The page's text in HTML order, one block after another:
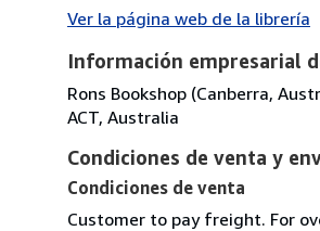
Ver la página web de la librería
Información empresarial
Rons Bookshop (Canberra,
ACT, Australia
Condiciones de venta y
Condiciones de venta
Customer to pay freight. For